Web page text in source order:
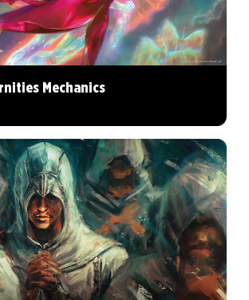
Mechanics